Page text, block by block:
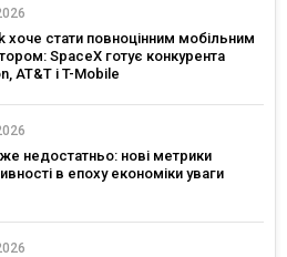
хоче стати повноцінним мобільним
SpaceX готує конкурента
AT&T і T-Mobile
недостатньо: нові метрики
в епоху економіки уваги